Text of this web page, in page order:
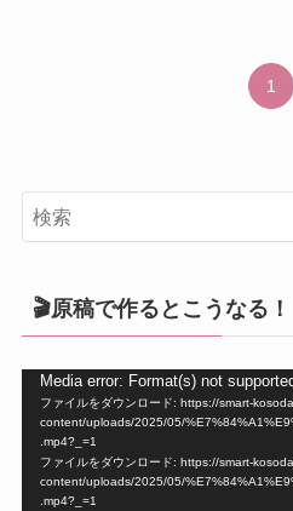
1
🎬原稿で作るとこうなる！
Media error: Format(s) not
ファイルをダウンロード: https://smart-
content/uploads/2025/05/
.mp4?_=1
ファイルをダウンロード: https://smart-
content/uploads/2025/05/
.mp4?_=1